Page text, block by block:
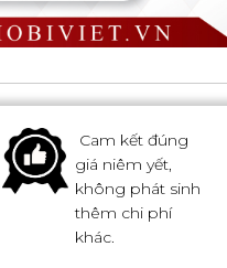
Cam kết đúng
giá niêm yết,
không phát sinh
thêm chi phí
khác.